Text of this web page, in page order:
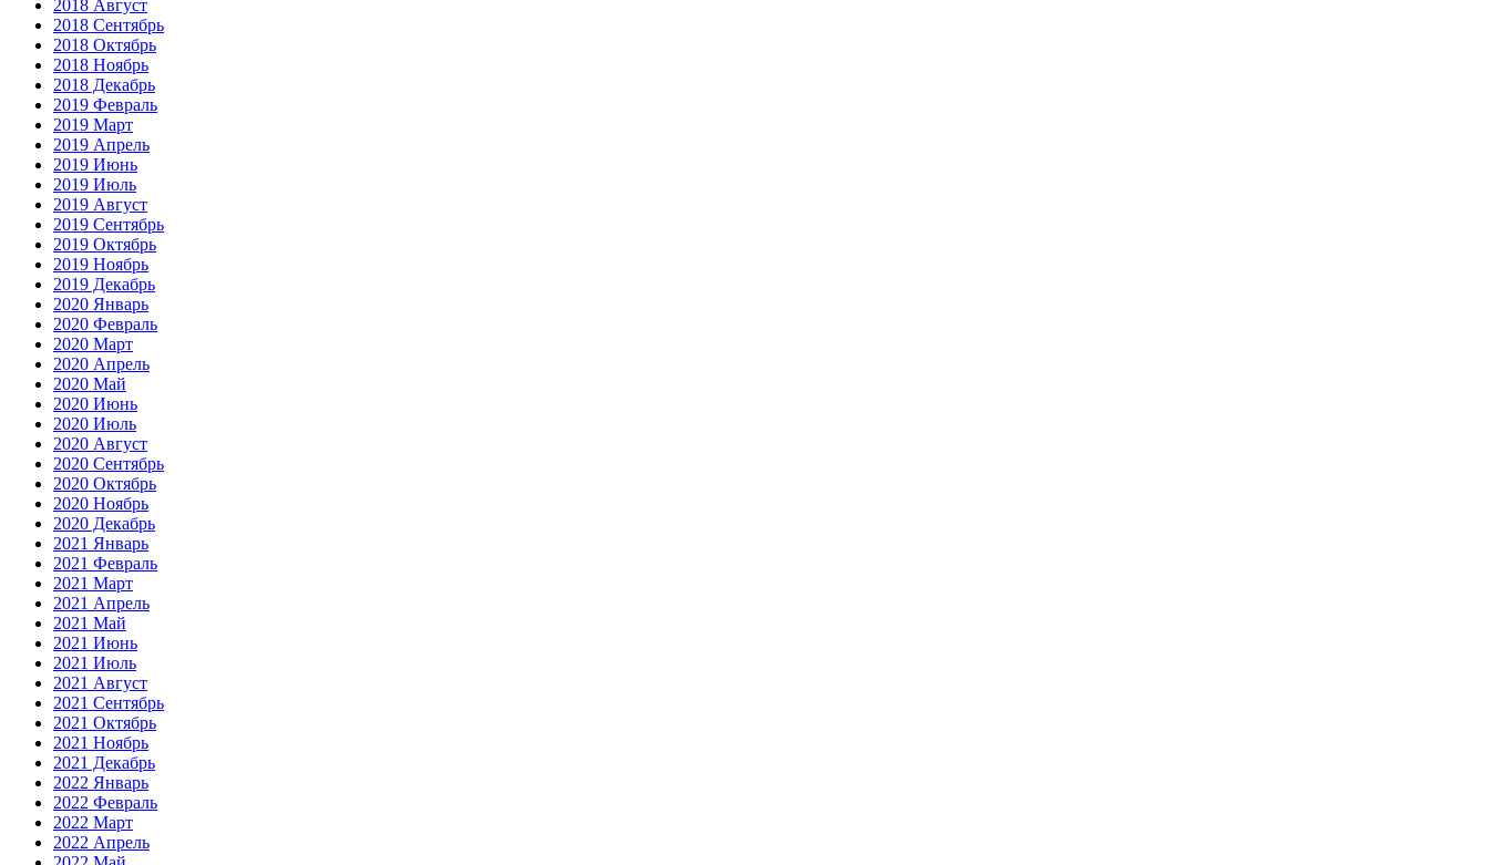
2018 Август
2018 Сентябрь
2018 Октябрь
2018 Ноябрь
2018 Декабрь
2019 Февраль
2019 Март
2019 Апрель
2019 Июнь
2019 Июль
2019 Август
2019 Сентябрь
2019 Октябрь
2019 Ноябрь
2019 Декабрь
2020 Январь
2020 Февраль
2020 Март
2020 Апрель
2020 Май
2020 Июнь
2020 Июль
2020 Август
2020 Сентябрь
2020 Октябрь
2020 Ноябрь
2020 Декабрь
2021 Январь
2021 Февраль
2021 Март
2021 Апрель
2021 Май
2021 Июнь
2021 Июль
2021 Август
2021 Сентябрь
2021 Октябрь
2021 Ноябрь
2021 Декабрь
2022 Январь
2022 Февраль
2022 Март
2022 Апрель